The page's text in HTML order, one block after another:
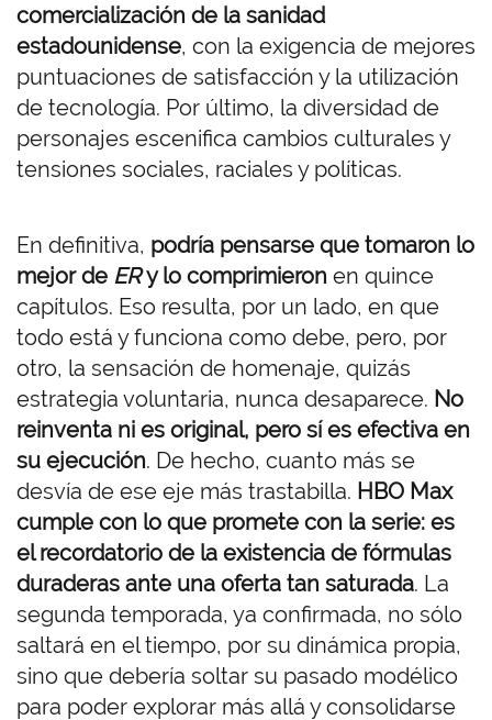
comercialización de la sanidad
estadounidense, con la exigencia de mejores
puntuaciones de satisfacción y la utilización
de tecnología. Por último, la diversidad de
personajes escenifica cambios culturales y
tensiones sociales, raciales y políticas.
En definitiva, podría pensarse que tomaron lo
mejor de ERy lo comprimieron en quince
capítulos. Eso resulta, por un lado, en que
todo está y funciona como debe, pero, por
otro, la sensación de homenaje, quizás
estrategia voluntaria, nunca desaparece. No
reinventa ni es original, pero sí es efectiva en
su ejecución. De hecho, cuanto más se
desvía de ese eje más trastabilla. HBO Max
cumple con lo que promete con la serie: es
el recordatorio de la existencia de fórmulas
duraderas ante una oferta tan saturada. La
segunda temporada, ya confirmada, no sólo
saltará en el tiempo, por su dinámica propia,
sino que debería soltar su pasado modélico
para poder explorar más allá y consolidarse